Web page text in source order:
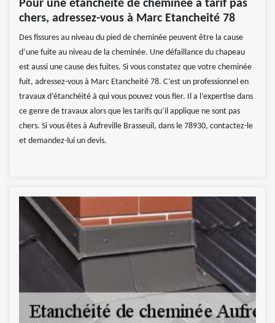
Pour une étanchéité de cheminée à tarif pas
chers, adressez-vous à Marc Etancheité 78
Des fissures au niveau du pied de cheminée peuvent être la cause
d’une fuite au niveau de la cheminée. Une défaillance du chapeau
est aussi une cause des fuites. Si vous constatez que votre cheminée
fuit, adressez-vous à Marc Etancheité 78. C’est un professionnel en
travaux d’étanchéité à qui vous pouvez vous fier. Il a l’expertise dans
ce genre de travaux alors que les tarifs qu’il applique ne sont pas
chers. Si vous êtes à Aufreville Brasseuil, dans le 78930, contactez-le
et demandez-lui un devis.